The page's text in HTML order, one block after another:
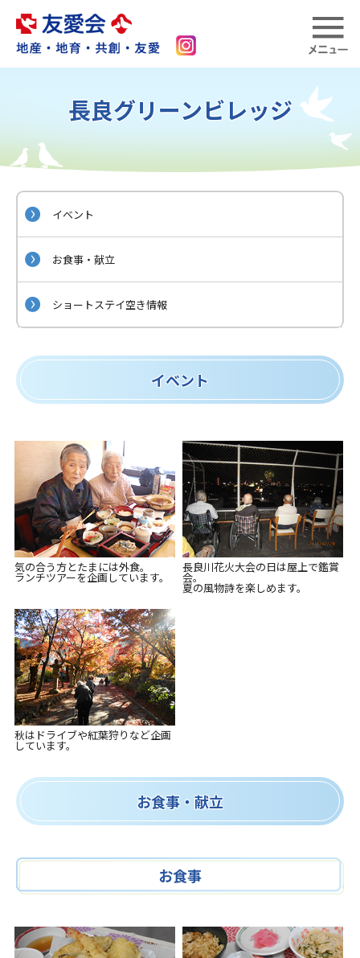
長良グリーンビレッジ
イベント
お食事・献立
ショートステイ空き情報
イベント
気の合う方とたまには外食。
ランチツアーを企画しています。
長良川花火大会の日は屋上で鑑賞
会。
夏の風物詩を楽しめます。
秋はドライブや紅葉狩りなど企画
しています。
お食事・献立
お食事